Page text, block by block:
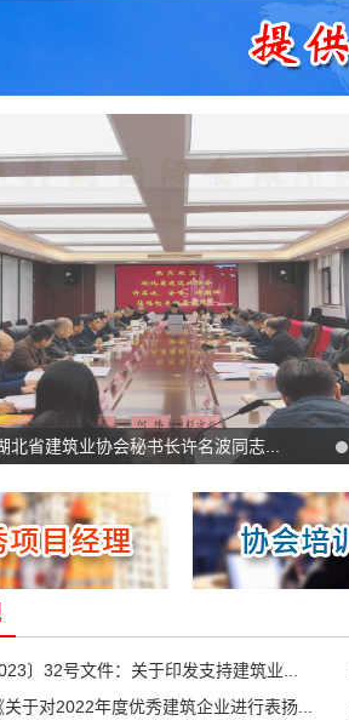
北省建筑业协会秘书长许名波同志...
〕32号文件：关于印发支持建筑业...
于对2022年度优秀建筑企业进行表扬...